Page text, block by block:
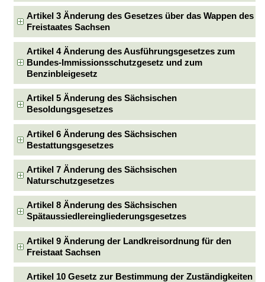
Artikel 3 Änderung des Gesetzes über das Wappen des
Freistaates Sachsen
Artikel 4 Änderung des Ausführungsgesetzes zum
Bundes-Immissionsschutzgesetz und zum
Benzinbleigesetz
Artikel 5 Änderung des Sächsischen
Besoldungsgesetzes
Artikel 6 Änderung des Sächsischen
Bestattungsgesetzes
Artikel 7 Änderung des Sächsischen
Naturschutzgesetzes
Artikel 8 Änderung des Sächsischen
Spätaussiedlereingliederungsgesetzes
Artikel 9 Änderung der Landkreisordnung für den
Freistaat Sachsen
Artikel 10 Gesetz zur Bestimmung der Zuständigkeiten